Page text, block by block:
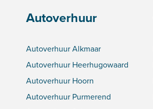
Autoverhuur
Autoverhuur Alkmaar
Autoverhuur Heerhugowaard
Autoverhuur Hoorn
Autoverhuur Purmerend